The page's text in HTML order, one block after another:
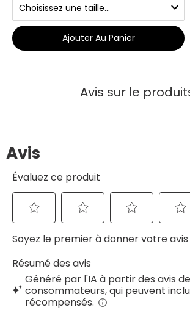
Ajouter Au Panier
Avis sur le